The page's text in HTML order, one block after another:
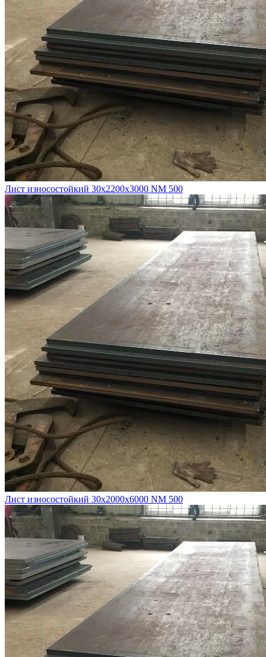
Лист износостойкий 30х2200х3000 NM 500
Лист износостойкий 30х2000х6000 NM 500